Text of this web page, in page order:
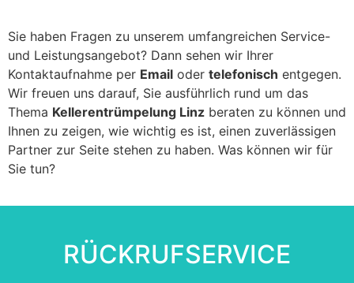
Sie haben Fragen zu unserem umfangreichen Service-
und Leistungsangebot? Dann sehen wir Ihrer
Kontaktaufnahme per Email oder telefonisch entgegen.
Wir freuen uns darauf, Sie ausführlich rund um das
Thema Kellerentrümpelung Linz beraten zu können und
Ihnen zu zeigen, wie wichtig es ist, einen zuverlässigen
Partner zur Seite stehen zu haben. Was können wir für
Sie tun?
RÜCKRUFSERVICE